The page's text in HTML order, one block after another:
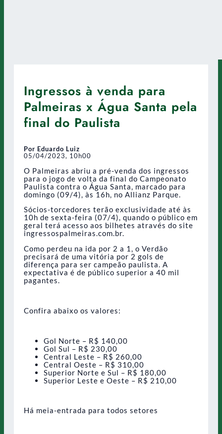
Ingressos à venda para
Palmeiras x Água Santa pela
final do Paulista
Por Eduardo Luiz
05/04/2023, 10h00
O Palmeiras abriu a pré-venda dos ingressos
para o jogo de volta da final do Campeonato
Paulista contra o Água Santa, marcado para
domingo (09/4), às 16h, no Allianz Parque.
Sócios-torcedores terão exclusividade até às
10h de sexta-feira (07/4), quando o público em
geral terá acesso aos bilhetes através do site
ingressospalmeiras.com.br.
Como perdeu na ida por 2 a 1, o Verdão
precisará de uma vitória por 2 gols de
diferença para ser campeão paulista. A
expectativa é de público superior a 40 mil
pagantes.
Confira abaixo os valores:
Gol Norte – R$ 140,00
Gol Sul – R$ 230,00
Central Leste – R$ 260,00
Central Oeste – R$ 310,00
Superior Norte e Sul – R$ 180,00
Superior Leste e Oeste – R$ 210,00
Há meia-entrada para todos setores